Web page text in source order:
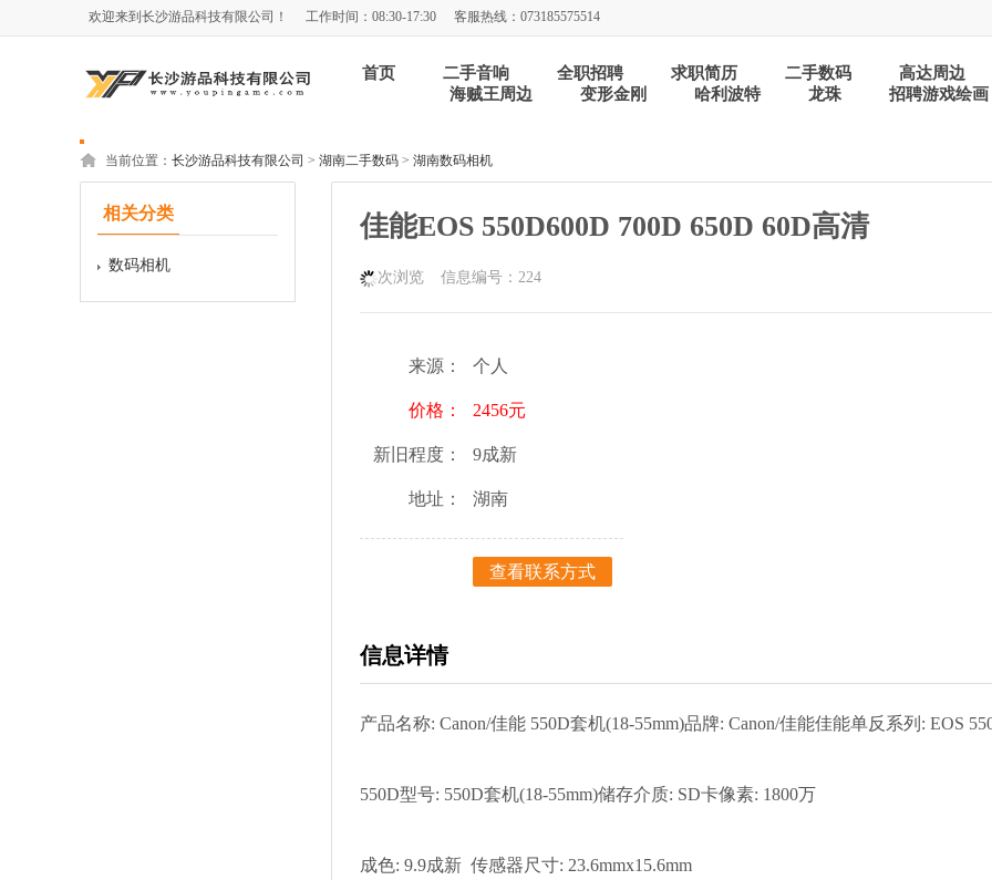
欢迎来到长沙游品科技有限公司！ 工作时间：08:30-17:30 客服热线：073185575514
首页 二手音响 全职招聘 求职简历 二手数码
高达周边
海贼王周边
变形金刚 哈利波特 龙珠 招聘游戏绘画
当前位置： 长沙游品科技有限公司 > 湖南二手数码 > 湖南数码相机
佳能EOS 550D600D 700D 650D 60D高清
次浏览 信息编号：224
来源： 个人
价格： 2456元
新旧程度： 9成新
地址： 湖南
查看联系方式
信息详情
产品名称: Canon/佳能 550D套机(18-55mm)品牌: Canon/佳能佳能单反系列: EOS
550D型号: 550D套机(18-55mm)储存介质: SD卡像素: 1800万
成色: 9.9成新 传感器尺寸: 23.6mmx15.6mm
相关分类
数码相机